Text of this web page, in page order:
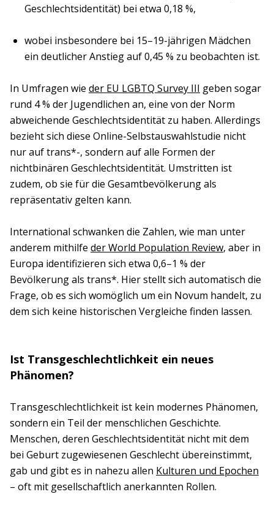
Geschlechtsidentität) bei etwa 0,18 %,
wobei insbesondere bei 15–19-jährigen Mädchen
ein deutlicher Anstieg auf 0,45 % zu beobachten ist.
In Umfragen wie der EU LGBTQ Survey III geben sogar
rund 4 % der Jugendlichen an, eine von der Norm
abweichende Geschlechtsidentität zu haben. Allerdings
bezieht sich diese Online-Selbstauswahlstudie nicht
nur auf trans*-, sondern auf alle Formen der
nichtbinären Geschlechtsidentität. Umstritten ist
zudem, ob sie für die Gesamtbevölkerung als
repräsentativ gelten kann.
International schwanken die Zahlen, wie man unter
anderem mithilfe der World Population Review, aber in
Europa identifizieren sich etwa 0,6–1 % der
Bevölkerung als trans*. Hier stellt sich automatisch die
Frage, ob es sich womöglich um ein Novum handelt, zu
dem sich keine historischen Vergleiche finden lassen.
Ist Transgeschlechtlichkeit ein neues
Phänomen?
Transgeschlechtlichkeit ist kein modernes Phänomen,
sondern ein Teil der menschlichen Geschichte.
Menschen, deren Geschlechtsidentität nicht mit dem
bei Geburt zugewiesenen Geschlecht übereinstimmt,
gab und gibt es in nahezu allen Kulturen und Epochen
– oft mit gesellschaftlich anerkannten Rollen.